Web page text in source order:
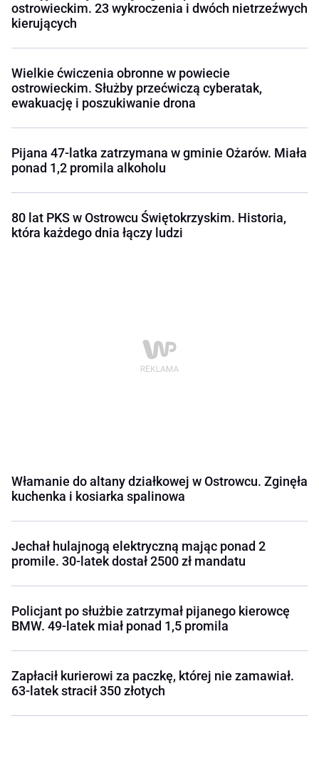
ostrowieckim. 23 wykroczenia i dwóch nietrzeźwych
kierujących
Wielkie ćwiczenia obronne w powiecie
ostrowieckim. Służby przećwiczą cyberatak,
ewakuację i poszukiwanie drona
Pijana 47-latka zatrzymana w gminie Ożarów. Miała
ponad 1,2 promila alkoholu
80 lat PKS w Ostrowcu Świętokrzyskim. Historia,
która każdego dnia łączy ludzi
Włamanie do altany działkowej w Ostrowcu. Zginęła
kuchenka i kosiarka spalinowa
Jechał hulajnogą elektryczną mając ponad 2
promile. 30-latek dostał 2500 zł mandatu
Policjant po służbie zatrzymał pijanego kierowcę
BMW. 49-latek miał ponad 1,5 promila
Zapłacił kurierowi za paczkę, której nie zamawiał.
63-latek stracił 350 złotych